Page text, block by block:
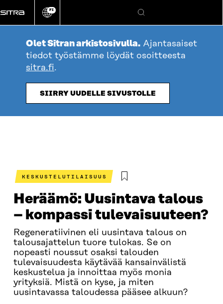
suoraan
sisältöön
Vaihda
kieli
FI
Hae
Olet Sitran arkistosivulla. Ajantasaiset
tiedot työstämme löydät osoitteesta
sitra.fi.
SIIRRY UUDELLE SIVUSTOLLE
KESKUSTELUTILAISUUS
Heräämö: Uusintava talous
– kompassi tulevaisuuteen?
Regeneratiivinen eli uusintava talous on
talousajattelun tuore tulokas. Se on
nopeasti noussut osaksi talouden
tulevaisuudesta käytävää kansainvälistä
keskustelua ja innoittaa myös monia
yrityksiä. Mistä on kyse, ja miten
uusintavassa taloudessa pääsee alkuun?